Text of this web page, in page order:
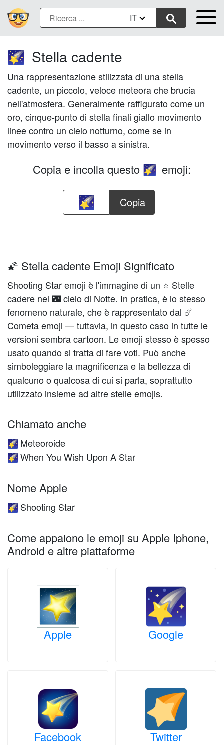
IT
🌠 Stella cadente
Una rappresentazione stilizzata di una stella
cadente, un piccolo, veloce meteora che brucia
nell'atmosfera. Generalmente raffigurato come un
oro, cinque-punto di stella finali giallo movimento
linee contro un cielo notturno, come se in
movimento verso il basso a sinistra.
Copia e incolla questo 🌠 emoji:
Copia
🌠 Stella cadente Emoji Significato
Shooting Star emoji è l'immagine di un ⭐ Stelle
cadere nel 🌃 cielo di Notte. In pratica, è lo stesso
fenomeno naturale, che è rappresentato dal ☄️️
Cometa emoji — tuttavia, in questo caso in tutte le
versioni sembra cartoon. Le emoji stesso è spesso
usato quando si tratta di fare voti. Può anche
simboleggiare la magnificenza e la bellezza di
qualcuno o qualcosa di cui si parla, soprattutto
utilizzato insieme ad altre stelle emojis.
Chiamato anche
🌠 Meteoroide
🌠 When You Wish Upon A Star
Nome Apple
🌠 Shooting Star
Come appaiono le emoji su Apple Iphone,
Android e altre piattaforme
Apple Google
Facebook Twitter